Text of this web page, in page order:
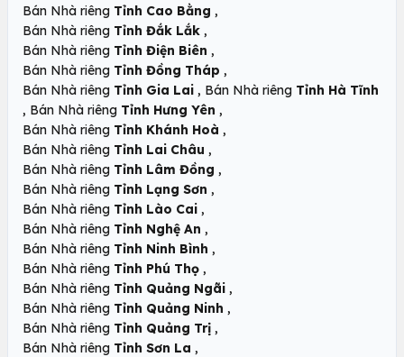
Bán Nhà riêng Tỉnh Cao Bằng ,
Bán Nhà riêng Tỉnh Đắk Lắk ,
Bán Nhà riêng Tỉnh Điện Biên ,
Bán Nhà riêng Tỉnh Đồng Tháp ,
Bán Nhà riêng Tỉnh Gia Lai , Bán Nhà riêng Tỉnh Hà Tĩnh
, Bán Nhà riêng Tỉnh Hưng Yên ,
Bán Nhà riêng Tỉnh Khánh Hoà ,
Bán Nhà riêng Tỉnh Lai Châu ,
Bán Nhà riêng Tỉnh Lâm Đồng ,
Bán Nhà riêng Tỉnh Lạng Sơn ,
Bán Nhà riêng Tỉnh Lào Cai ,
Bán Nhà riêng Tỉnh Nghệ An ,
Bán Nhà riêng Tỉnh Ninh Bình ,
Bán Nhà riêng Tỉnh Phú Thọ ,
Bán Nhà riêng Tỉnh Quảng Ngãi ,
Bán Nhà riêng Tỉnh Quảng Ninh ,
Bán Nhà riêng Tỉnh Quảng Trị ,
Bán Nhà riêng Tỉnh Sơn La ,